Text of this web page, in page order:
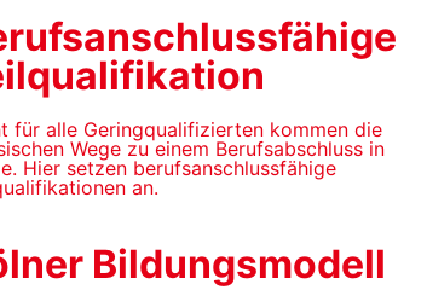
für alle Geringqualifizierten kommen die
Wege zu einem Berufsabschluss in
Hier setzen berufsanschlussfähige
an.
Bildungsmodell